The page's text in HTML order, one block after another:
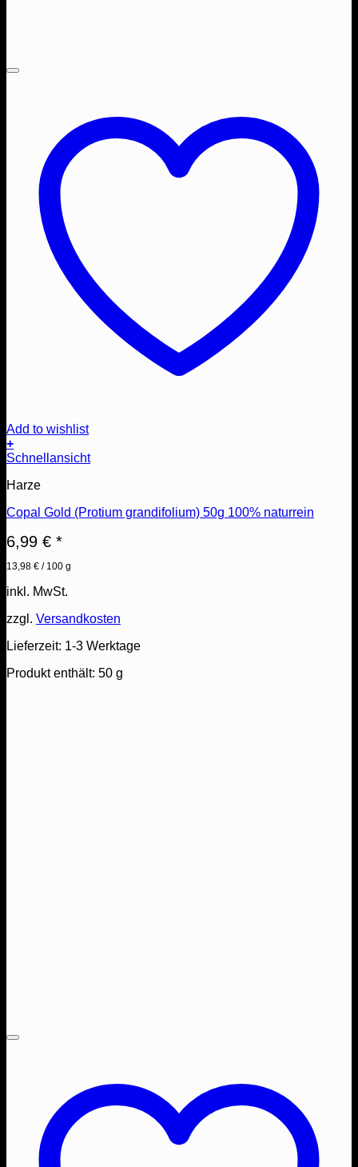
Add to wishlist
+
Schnellansicht
Harze
Copal Gold (Protium grandifolium) 50g 100% naturrein
6,99 € *
13,98 € / 100 g
inkl. MwSt.
zzgl. Versandkosten
Lieferzeit: 1-3 Werktage
Produkt enthält: 50 g